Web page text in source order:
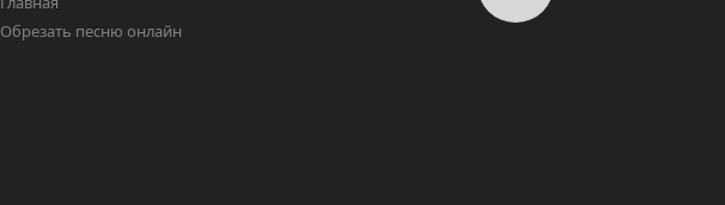
Обрезать песню онлайн